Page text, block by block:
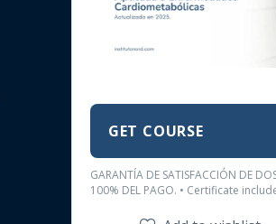
GET COURSE
GARANTÍA DE SATISFACCIÓN DE
100% DEL PAGO. • Certificate